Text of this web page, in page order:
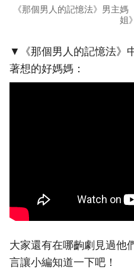
《那個男人的記憶法》男主
姐
▼《那個男人的記憶法》
著想的好媽媽：
大家還有在哪齣劇見過他
言讓小編知道一下吧！